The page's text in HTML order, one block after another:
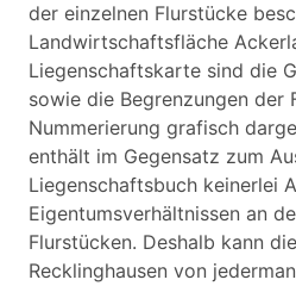
der einzelnen Flurstücke
Landwirtschaftsfläche
Liegenschaftskarte sind die
sowie die Begrenzungen der
Nummerierung grafisch
enthält im Gegensatz zum
Liegenschaftsbuch keinerlei
Eigentumsverhältnissen an
Flurstücken. Deshalb kann
Recklinghausen von